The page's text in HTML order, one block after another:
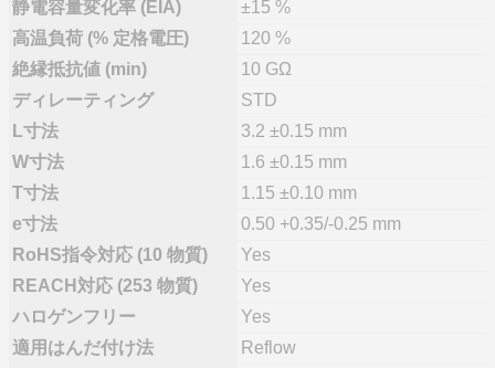
静電容量変化率 (EIA)
±15 %
高温負荷 (% 定格電圧)
120 %
絶縁抵抗値 (min)
10 GΩ
ディレーティング
STD
L寸法
3.2 ±0.15 mm
W寸法
1.6 ±0.15 mm
T寸法
1.15 ±0.10 mm
e寸法
0.50 +0.35/-0.25 mm
RoHS指令対応 (10 物質)
Yes
REACH対応 (253 物質)
Yes
ハロゲンフリー
Yes
適用はんだ付け法
Reflow